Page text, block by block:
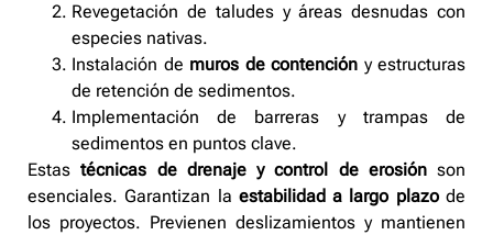
Revegetación de taludes y áreas desnudas con
especies nativas.
Instalación de muros de contención y estructuras
de retención de sedimentos.
Implementación de barreras y trampas de
sedimentos en puntos clave.
Estastécnicas de drenaje y control de erosiónson
esenciales. Garantizan la estabilidad a largo plazode
los proyectos. Previenen deslizamientos y mantienen